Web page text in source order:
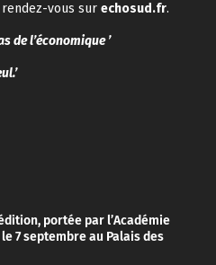
vous surechosud.fr.
de l’économique ’
portée par l’Académie
le 7 septembre au Palais des